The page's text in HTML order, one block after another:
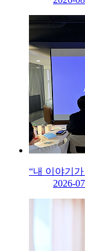
“내 이야기
2026-